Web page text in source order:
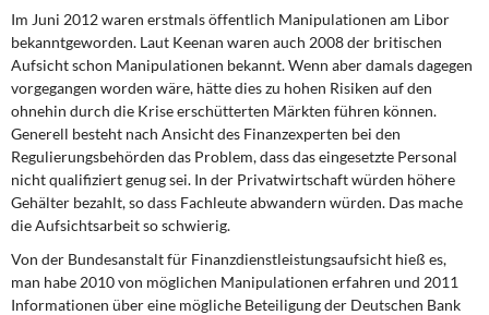
Institut Solidarische Moderne
Rosa-Luxemburg-Stiftung
Über mich
Kontakt
Im Juni 2012 waren erstmals öffentlich Manipulationen am Libor
bekanntgeworden. Laut Keenan waren auch 2008 der britischen
Aufsicht schon Manipulationen bekannt. Wenn aber damals dagegen
vorgegangen worden wäre, hätte dies zu hohen Risiken auf den
ohnehin durch die Krise erschütterten Märkten führen können.
Generell besteht nach Ansicht des Finanzexperten bei den
Regulierungsbehörden das Problem, dass das eingesetzte Personal
nicht qualifiziert genug sei. In der Privatwirtschaft würden höhere
Gehälter bezahlt, so dass Fachleute abwandern würden. Das mache
die Aufsichtsarbeit so schwierig.
Von der Bundesanstalt für Finanzdienstleistungsaufsicht hieß es,
man habe 2010 von möglichen Manipulationen erfahren und 2011
Informationen über eine mögliche Beteiligung der Deutschen Bank